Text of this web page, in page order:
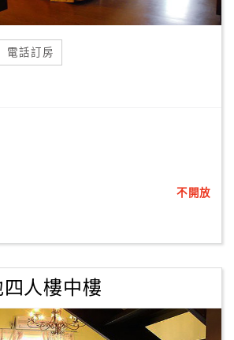
，你可以聽到山在呢喃，聽到樹在對
單純的眼睛，那些外界加諸在人心的複
來擁抱自然，享受一份寧靜
電話訂房
不開放
人樓中樓